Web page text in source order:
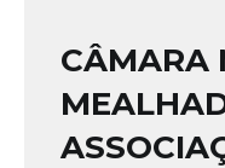
CÂMARA